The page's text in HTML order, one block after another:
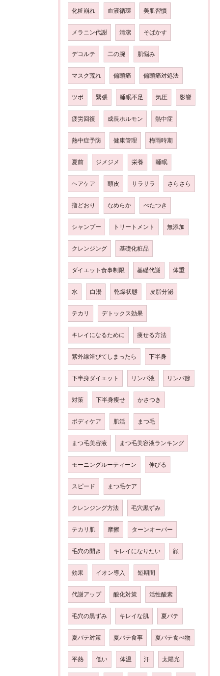
化粧崩れ 血液循環 美肌習慣
メラニン代謝 清潔 そばかす
デコルテ 二の腕 肌悩み
マスク荒れ 偏頭痛 偏頭痛対処法
ツボ 緊張 睡眠不足 気圧 影響
疲労回復 成長ホルモン 熱中症
熱中症予防 健康管理 梅雨時期
夏前 ジメジメ 栄養 睡眠
ヘアケア 頭皮 サラサラ さらさら
指どおり なめらか べたつき
シャンプー トリートメント 無添加
クレンジング 基礎化粧品
ダイエット食事制限 基礎代謝 体重
水 白湯 乾燥状態 皮脂分泌
テカリ デトックス効果
キレイになるために 痩せる方法
紫外線浴びてしまったら 下半身
下半身ダイエット リンパ液 リンパ節
対策 下半身痩せ かさつき
ボディケア 肌活 まつ毛
まつ毛美容液 まつ毛美容液ランキング
モーニングルーティーン 伸びる
スピード まつ毛ケア
クレンジング方法 毛穴黒ずみ
テカリ肌 摩擦 ターンオーバー
毛穴の開き キレイになりたい 顔
効果 イオン導入 短期間
代謝アップ 酸化対策 活性酸素
毛穴の黒ずみ キレイな肌 夏バテ
夏バテ対策 夏バテ食事 夏バテ食べ物
平熱 低い 体温 汗 太陽光